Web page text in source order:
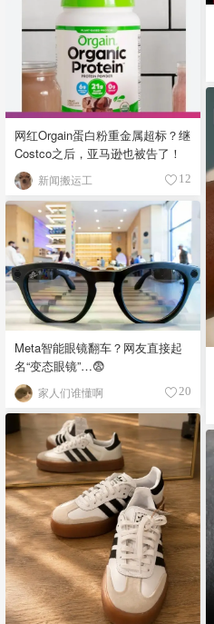
网红Orgain蛋白粉重金属超标？继
Costco之后，亚马逊也被告了！
新闻搬运工 12
Meta智能眼镜翻车？网友直接起
名“变态眼镜”…😨
家人们谁懂啊 20